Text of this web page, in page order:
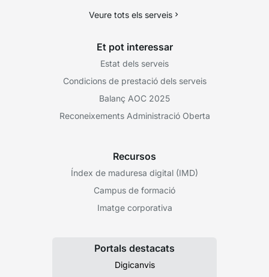
Veure tots els serveis
Et pot interessar
Estat dels serveis
Condicions de prestació dels serveis
Balanç AOC 2025
Reconeixements Administració Oberta
Recursos
Índex de maduresa digital (IMD)
Campus de formació
Imatge corporativa
Portals destacats
Digicanvis